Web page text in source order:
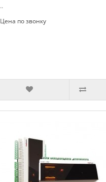
..
Цена по звонку